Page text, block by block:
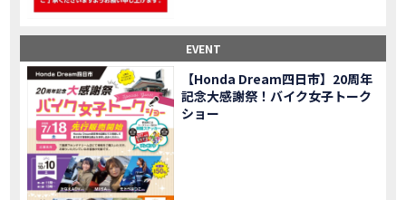
MOVIE オイル交換に行ったつもりが…まさかの大出費！？
「CRF250L」「CRF250L＜s＞」のカラーリング設定と 仕様を一部変更し発売
NEW BIKE 軽二輪スーパースポーツモデル「CBR250RR」の カラーバリエーションを変更し発売
MOVIE 【Honda Dream鈴鹿】20周年記念・大感謝祭イベント 大人気バイク女子が大集合・・Honda Dreamさんの人気を探ってきましたスペシャル！！メチャクチャ楽しかったです❤
NEW BIKE PROJECT BIG1 Final Edition CB 1300在庫車あります！
MOVIE 【バイク女子】急遽、愛車とお別れ…ついにあのバイクに乗れた
MOVIE 【バイク女子】オイル交換だけのつもりが、まさかのアレを交換することに！？
EVENT 【Honda Dream 鈴鹿２０周年記念大感謝祭】 多くの方のご来店ありがとうございました！
EVENT
【Honda Dream四日市】20周年
記念大感謝祭！バイク女子トーク
ショー